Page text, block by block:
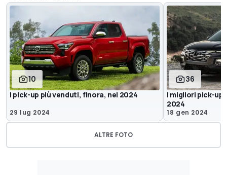
10
I pick-up più venduti, finora, nel 2024
29 lug 2024
36
I migliori pick-up
2024
18 gen 2024
ALTRE FOTO